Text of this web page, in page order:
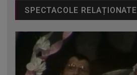
SPECTACOLE RELAȚIONATE